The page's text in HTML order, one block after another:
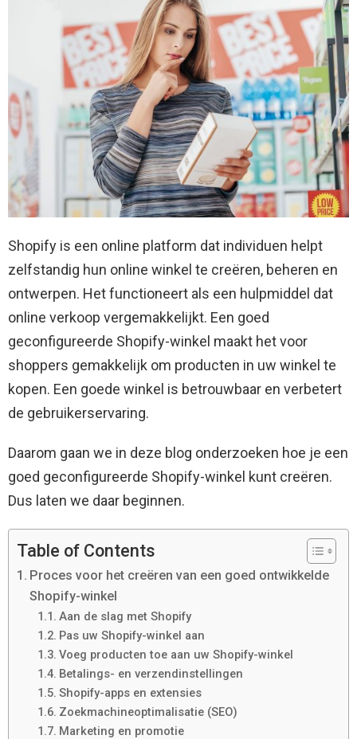
Shopify is een online platform dat individuen helpt
zelfstandig hun online winkel te creëren, beheren en
ontwerpen. Het functioneert als een hulpmiddel dat
online verkoop vergemakkelijkt. Een goed
geconfigureerde Shopify-winkel maakt het voor
shoppers gemakkelijk om producten in uw winkel te
kopen. Een goede winkel is betrouwbaar en verbetert
de gebruikerservaring.
Daarom gaan we in deze blog onderzoeken hoe je een
goed geconfigureerde Shopify-winkel kunt creëren.
Dus laten we daar beginnen.
Table of Contents
Proces voor het creëren van een goed ontwikkelde
Shopify-winkel
Aan de slag met Shopify
Pas uw Shopify-winkel aan
Voeg producten toe aan uw Shopify-winkel
Betalings- en verzendinstellingen
Shopify-apps en extensies
Zoekmachineoptimalisatie (SEO)
Marketing en promotie